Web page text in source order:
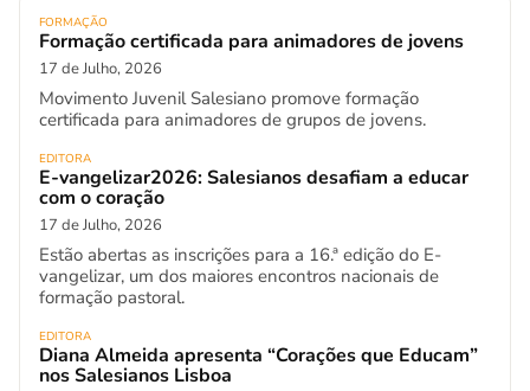
FORMAÇÃO
Formação certificada para animadores de jovens
17 de Julho, 2026
Movimento Juvenil Salesiano promove formação
certificada para animadores de grupos de jovens.
EDITORA
E-vangelizar2026: Salesianos desafiam a educar
com o coração
17 de Julho, 2026
Estão abertas as inscrições para a 16.ª edição do E-
vangelizar, um dos maiores encontros nacionais de
formação pastoral.
EDITORA
Diana Almeida apresenta “Corações que Educam”
nos Salesianos Lisboa